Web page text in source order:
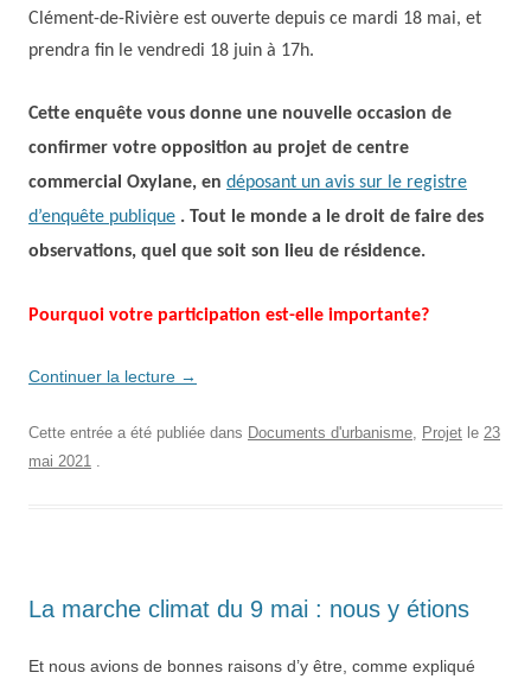
Clément-de-Rivière est ouverte depuis ce mardi 18 mai, et
prendra fin le vendredi 18 juin à 17h.
Cette enquête vous donne une nouvelle occasion de
confirmer votre opposition au projet de centre
commercial Oxylane, en déposant un avis sur le registre
d’enquête publique . Tout le monde a le droit de faire des
observations, quel que soit son lieu de résidence.
Pourquoi votre participation est-elle importante?
Continuer la lecture →
Cette entrée a été publiée dans Documents d'urbanisme, Projet le 23
mai 2021 .
La marche climat du 9 mai : nous y étions
Et nous avions de bonnes raisons d’y être, comme expliqué